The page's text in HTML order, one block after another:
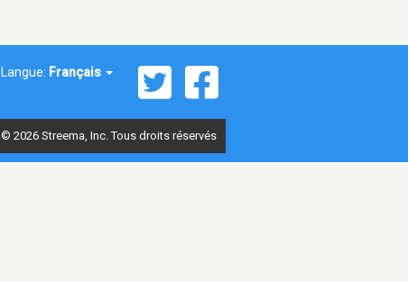
Langue: Français
© 2026 Streema, Inc. Tous droits réservés